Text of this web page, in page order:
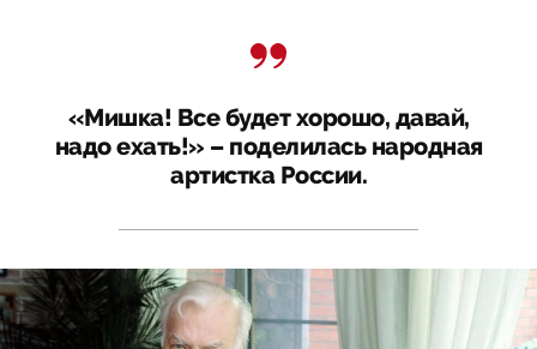
«Мишка! Все будет хорошо, давай,
надо ехать!» – поделилась народная
артистка России.